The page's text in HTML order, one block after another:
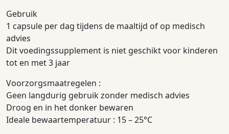
Gebruik
1 capsule per dag tijdens de maaltijd of op medisch
advies
Dit voedingssupplement is niet geschikt voor kinderen
tot en met 3 jaar
Voorzorgsmaatregelen :
Geen langdurig gebruik zonder medisch advies
Droog en in het donker bewaren
Ideale bewaartemperatuur : 15 – 25°C